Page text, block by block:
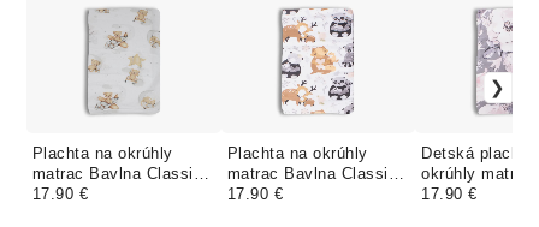
Plachta na okrúhly
matrac Bavlna Classic -
MACKO NA LIETADLE
17.90 €
Plachta na okrúhly
matrac Bavlna Classic -
LESNÉ ZVIERATKÁ
17.90 €
Detská plachta
okrúhly matrac
Classic -
17.90 €